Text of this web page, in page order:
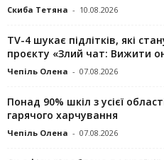
Скиба Тетяна - 10.08.2026
TV-4 шукає підлітків, які
проєкту «Злий чат: Вижити
Чепіль Олена - 07.08.2026
Понад 90% шкіл з усієї
гарячого харчування
Чепіль Олена - 07.08.2026